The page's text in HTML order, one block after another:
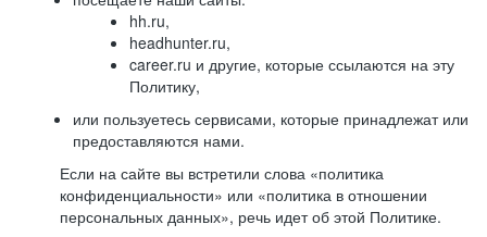
hh.ru,
headhunter.ru,
career.ru и другие, которые ссылаются на эту
Политику,
или пользуетесь сервисами, которые принадлежат или
предоставляются нами.
Если на сайте вы встретили слова «политика
конфиденциальности» или «политика в отношении
персональных данных», речь идет об этой Политике.